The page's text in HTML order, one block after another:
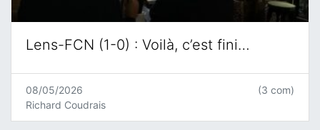
Lens-FCN (1-0) : Voilà, c’est fini…
08/05/2026
Richard Coudrais
(3 com)